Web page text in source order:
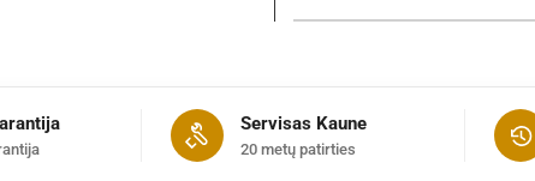
Servisas Kaune
20 metų patirties